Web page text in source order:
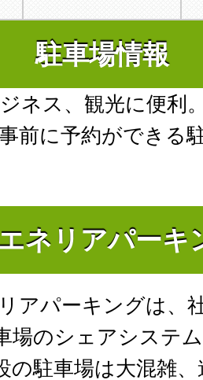
駐車場情報
ネス、観光に便利
前に予約ができる
ネリアパーキ
アパーキングは、
場のシェアシステ
の駐車場は大混雑